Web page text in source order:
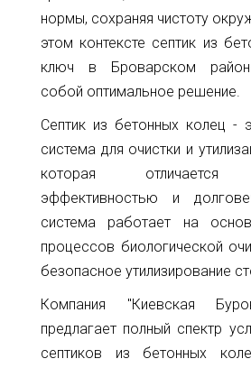
Карта
глубин
Новости
Статьи
Отзывы
Контакты
Пт.
Сб.
Адрес:
ул.
Большая
4
(рядом
с
гипермаркетом
Ашан)
+38(098)856-
61
нормы, сохраняя чистоту
этом контексте септик из
ключ в Броварском
собой оптимальное решение.
Септик из бетонных колец -
система для очистки и
которая отличается
эффективностью и
система работает на
процессов биологической
безопасное утилизирование
Компания "Киевская
предлагает полный спектр
септиков из бетонных